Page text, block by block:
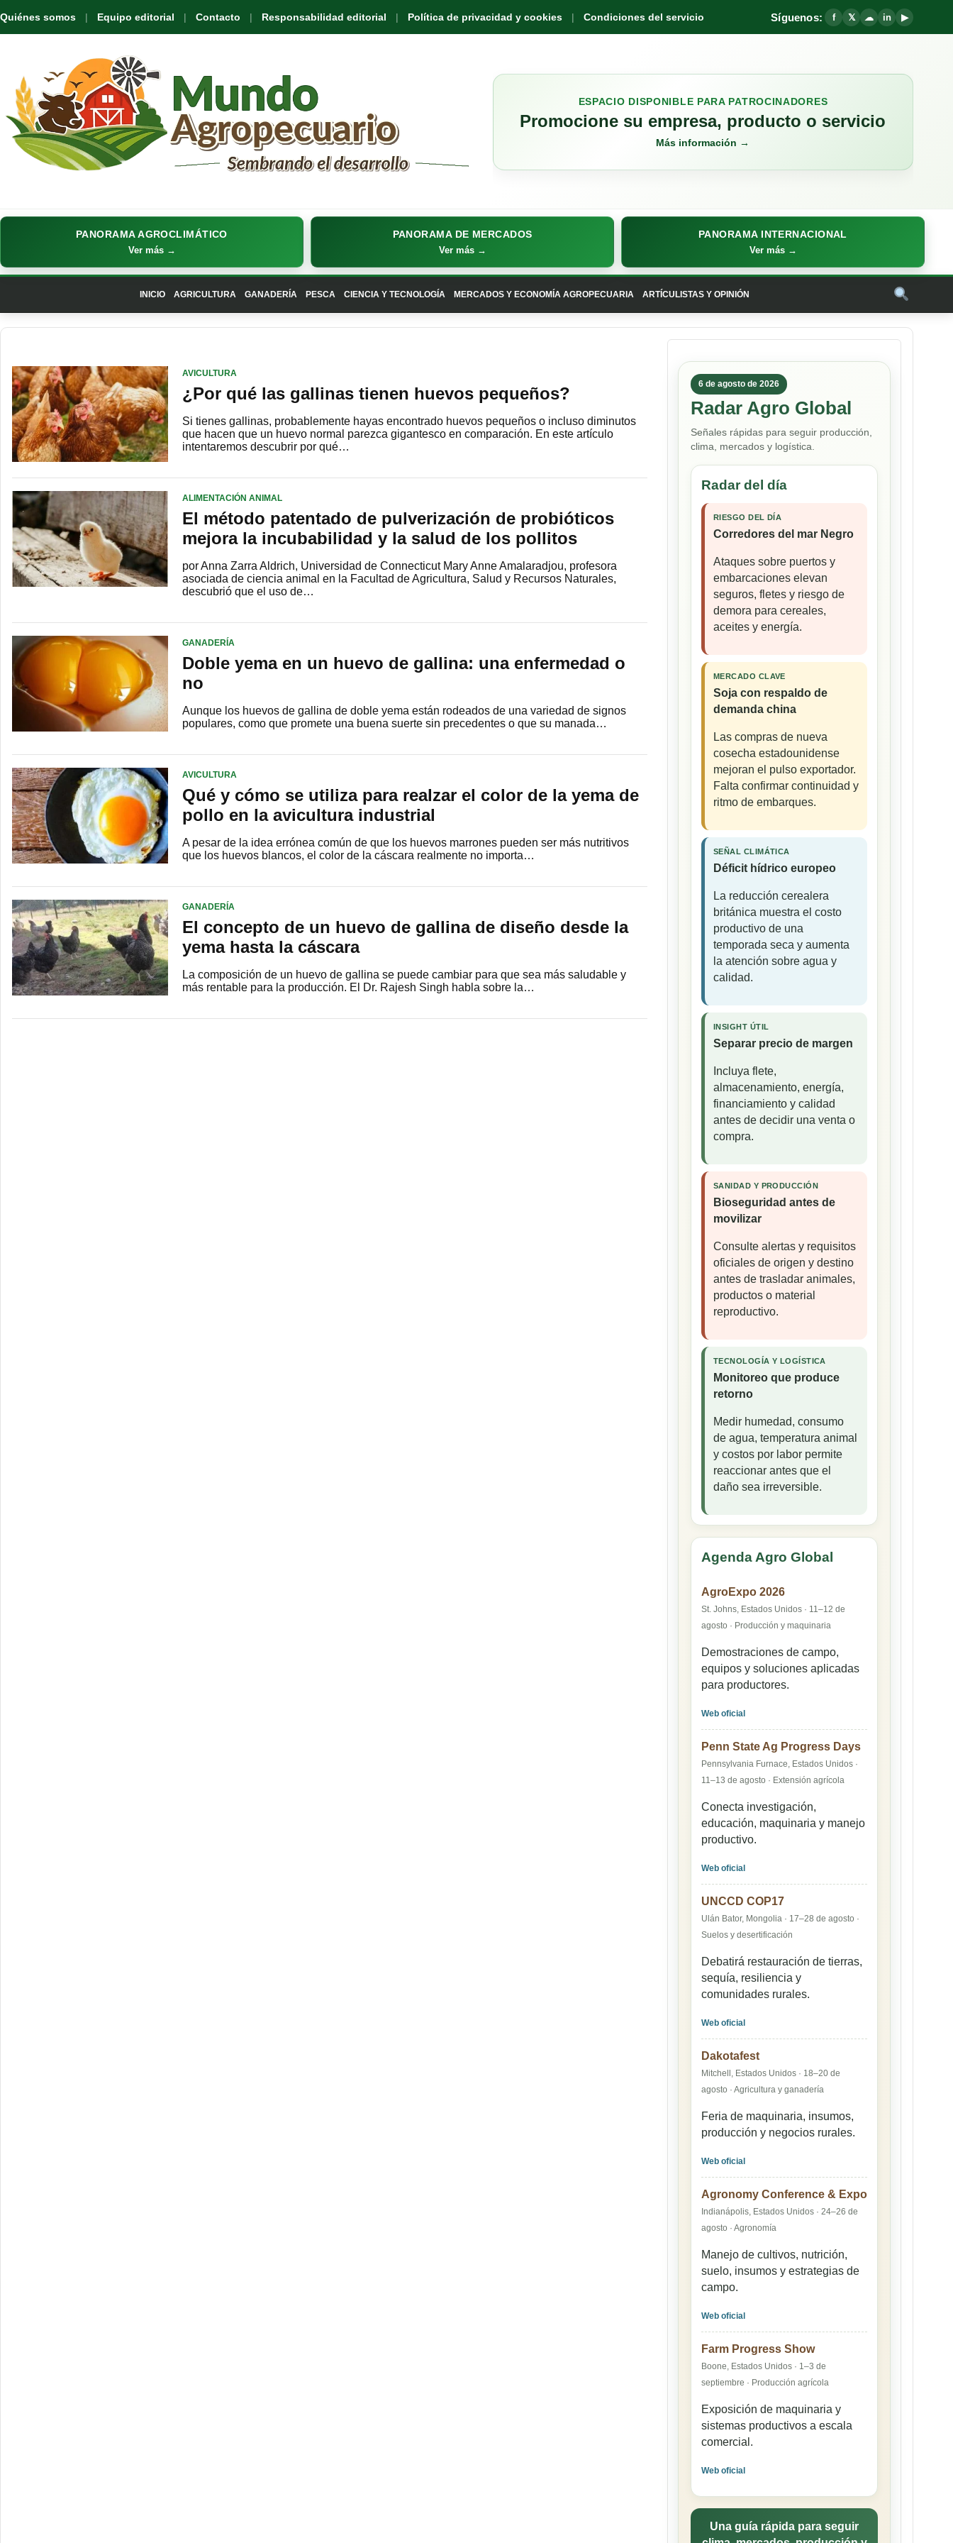
Quiénes somos Equipo editorial Contacto Responsabilidad editorial Política de privacidad y cookies Condiciones del servicio Síguenos: f 𝕏 ☁ in ▶
ESPACIO DISPONIBLE PARA PATROCINADORES
Promocione su empresa, producto o servicio
Más información →
PANORAMA AGROCLIMÁTICO
Ver más →
PANORAMA DE MERCADOS
Ver más →
PANORAMA INTERNACIONAL
Ver más →
INICIO AGRICULTURA GANADERÍA PESCA CIENCIA Y TECNOLOGÍA MERCADOS Y ECONOMÍA AGROPECUARIA ARTÍCULISTAS Y OPINIÓN
AVICULTURA
¿Por qué las gallinas tienen huevos pequeños?
Si tienes gallinas, probablemente hayas encontrado huevos pequeños o incluso diminutos
que hacen que un huevo normal parezca gigantesco en comparación. En este artículo
intentaremos descubrir por qué…
ALIMENTACIÓN ANIMAL
El método patentado de pulverización de probióticos
mejora la incubabilidad y la salud de los pollitos
por Anna Zarra Aldrich, Universidad de Connecticut Mary Anne Amalaradjou, profesora
asociada de ciencia animal en la Facultad de Agricultura, Salud y Recursos Naturales,
descubrió que el uso de…
GANADERÍA
Doble yema en un huevo de gallina: una enfermedad o
no
Aunque los huevos de gallina de doble yema están rodeados de una variedad de signos
populares, como que promete una buena suerte sin precedentes o que su manada…
AVICULTURA
Qué y cómo se utiliza para realzar el color de la yema de
pollo en la avicultura industrial
A pesar de la idea errónea común de que los huevos marrones pueden ser más nutritivos
que los huevos blancos, el color de la cáscara realmente no importa…
GANADERÍA
El concepto de un huevo de gallina de diseño desde la
yema hasta la cáscara
La composición de un huevo de gallina se puede cambiar para que sea más saludable y
más rentable para la producción. El Dr. Rajesh Singh habla sobre la…
6 de agosto de 2026
Radar Agro Global
Señales rápidas para seguir producción,
clima, mercados y logística.
Radar del día
RIESGO DEL DÍA
Corredores del mar Negro
Ataques sobre puertos y
embarcaciones elevan
seguros, fletes y riesgo de
demora para cereales,
aceites y energía.
MERCADO CLAVE
Soja con respaldo de
demanda china
Las compras de nueva
cosecha estadounidense
mejoran el pulso exportador.
Falta confirmar continuidad y
ritmo de embarques.
SEÑAL CLIMÁTICA
Déficit hídrico europeo
La reducción cerealera
británica muestra el costo
productivo de una
temporada seca y aumenta
la atención sobre agua y
calidad.
INSIGHT ÚTIL
Separar precio de margen
Incluya flete,
almacenamiento, energía,
financiamiento y calidad
antes de decidir una venta o
compra.
SANIDAD Y PRODUCCIÓN
Bioseguridad antes de
movilizar
Consulte alertas y requisitos
oficiales de origen y destino
antes de trasladar animales,
productos o material
reproductivo.
TECNOLOGÍA Y LOGÍSTICA
Monitoreo que produce
retorno
Medir humedad, consumo
de agua, temperatura animal
y costos por labor permite
reaccionar antes que el
daño sea irreversible.
Agenda Agro Global
AgroExpo 2026
St. Johns, Estados Unidos · 11–12 de
agosto · Producción y maquinaria
Demostraciones de campo,
equipos y soluciones aplicadas
para productores.
Web oficial
Penn State Ag Progress Days
Pennsylvania Furnace, Estados Unidos ·
11–13 de agosto · Extensión agrícola
Conecta investigación,
educación, maquinaria y manejo
productivo.
Web oficial
UNCCD COP17
Ulán Bator, Mongolia · 17–28 de agosto ·
Suelos y desertificación
Debatirá restauración de tierras,
sequía, resiliencia y
comunidades rurales.
Web oficial
Dakotafest
Mitchell, Estados Unidos · 18–20 de
agosto · Agricultura y ganadería
Feria de maquinaria, insumos,
producción y negocios rurales.
Web oficial
Agronomy Conference & Expo
Indianápolis, Estados Unidos · 24–26 de
agosto · Agronomía
Manejo de cultivos, nutrición,
suelo, insumos y estrategias de
campo.
Web oficial
Farm Progress Show
Boone, Estados Unidos · 1–3 de
septiembre · Producción agrícola
Exposición de maquinaria y
sistemas productivos a escala
comercial.
Web oficial
Una guía rápida para seguir